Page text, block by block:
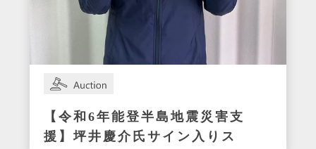
【令和6年能登半島地震災害支
援】坪井慶介氏サイン入りス